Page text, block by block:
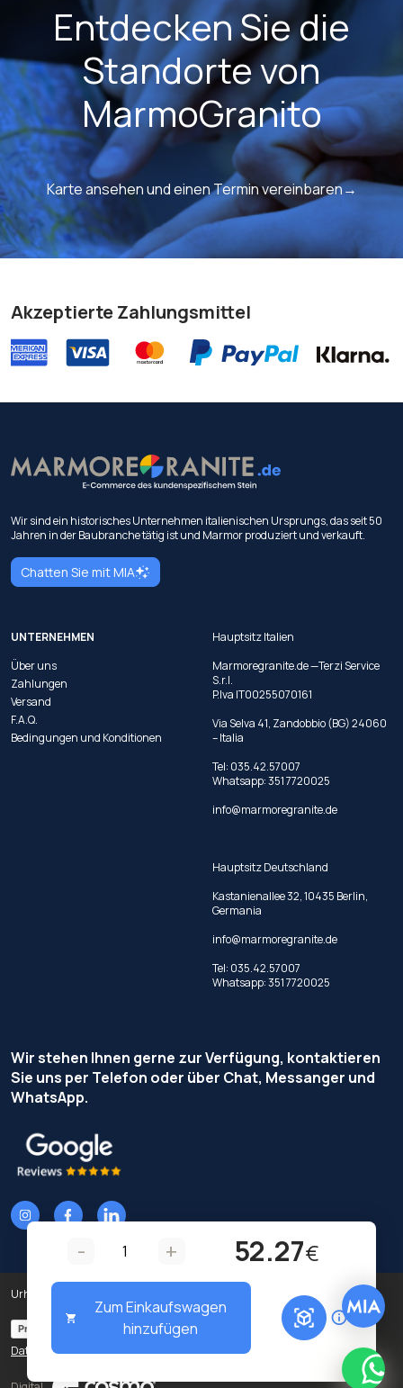
- + 52.27€
Zum Einkaufswagen
hinzufügen
Entdecken Sie die
Standorte von
MarmoGranito
Karte ansehen und einen Termin vereinbaren→
Akzeptierte Zahlungsmittel
Wir sind ein historisches Unternehmen italienischen Ursprungs, das seit 50
Jahren in der Baubranche tätig ist und Marmor produziert und verkauft.
Chatten Sie mit MIA
UNTERNEHMEN
Über uns
Zahlungen
Versand
F.A.Q.
Bedingungen und Konditionen
Hauptsitz Italien
Marmoregranite.de —Terzi Service
S.r.l.
P.Iva IT00255070161
Via Selva 41, Zandobbio (BG) 24060
– Italia
Tel: 035.42.57007
Whatsapp:351 7720025
info@marmoregranite.de
Hauptsitz Deutschland
Kastanienallee 32, 10435 Berlin,
Germania
info@marmoregranite.de
Tel: 035.42.57007
Whatsapp:351 7720025
Wir stehen Ihnen gerne zur Verfügung, kontaktieren
Sie uns per Telefon oder über Chat, Messanger und
WhatsApp.
Urheberrecht © Terzi Service S.r.l. - Alle Rechte vorbehalten.
Privacy Policy Cookie Policy
Datenschutz-Präferenzen